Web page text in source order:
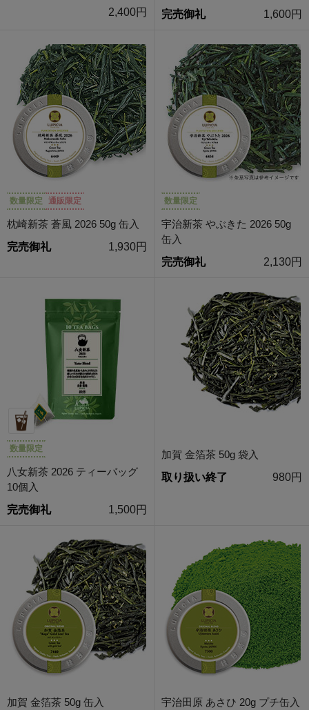
2,400円
完売御礼
1,600円
数量限定 通販限定
枕崎新茶 蒼風 2026 50g 缶入
完売御礼
1,930円
数量限定
宇治新茶 やぶきた 2026 50g
缶入
完売御礼
2,130円
数量限定
八女新茶 2026 ティーバッグ
10個入
完売御礼
1,500円
加賀 金箔茶 50g 袋入
取り扱い終了
980円
加賀 金箔茶 50g 缶入 宇治田原 あさひ 20g プチ缶入